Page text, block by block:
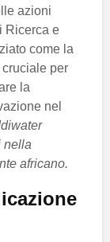
azioni
Ricerca e
come la
per
la
nel
nella
africano.